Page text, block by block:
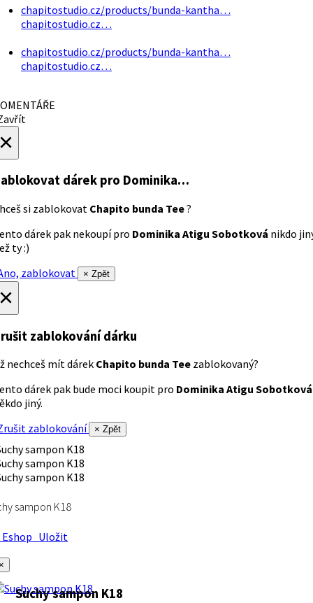
chapitostudio.cz/products/bunda-kantha…
chapitostudio.cz…
chapitostudio.cz/products/bunda-kantha…
chapitostudio.cz…
dárek pro Dominika…
si zablokovat Chapito bunda Tee?
dárek pak nekoupí pro Dominika Atigu Sobotková nikdo
ty :)
zablokovat
× Zpět
zablokování dárku
nechceš mít dárek Chapito bunda Tee zablokovaný?
dárek pak bude moci koupit pro Dominika Atigu Sobotková
jiný.
zablokování
× Zpět
sampon K18
Uložit
Suchy sampon K18